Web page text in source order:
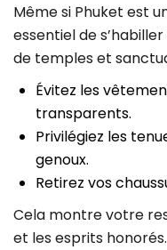
Même si Phuket est
essentiel de
de temples et
Évitez les
transparents.
Privilégiez les
genoux.
Retirez vos
Cela montre votre
et les esprits honorés.